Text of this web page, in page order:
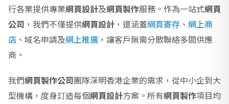
行各業提供專業網頁設計及網頁製作服務。作為一站式網頁
公司 ，我們不僅提供網頁設計 ，還涵蓋網頁寄存 、 網上商
店 、域名申請及網上推廣 ，讓客戶無需分散聯絡多間供應
商。
我們網頁製作公司團隊深明香港企業的需求，從中小企到大
型機構，度身訂造每個網頁設計方案。所有網頁製作項目均